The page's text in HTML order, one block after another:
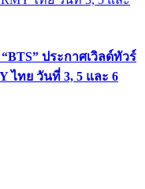
ประกาศเวิลด์ทัวร์
ไทย วันที่ 3, 5 และ 6